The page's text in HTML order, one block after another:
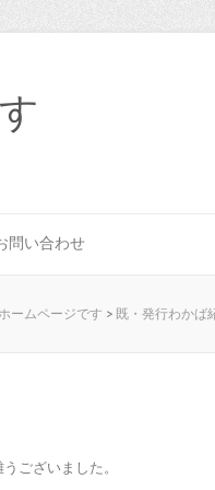
問い合わせ
ームページです > 既・発行わかば
ございました。